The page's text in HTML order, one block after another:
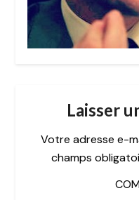
Laisser
Votre adresse e-
champs